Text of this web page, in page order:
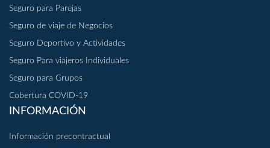
Seguro para Parejas
Seguro de viaje de Negocios
Seguro Deportivo y Actividades
Seguro Para viajeros Individuales
Seguro para Grupos
Cobertura COVID-19
INFORMACIÓN
Información precontractual